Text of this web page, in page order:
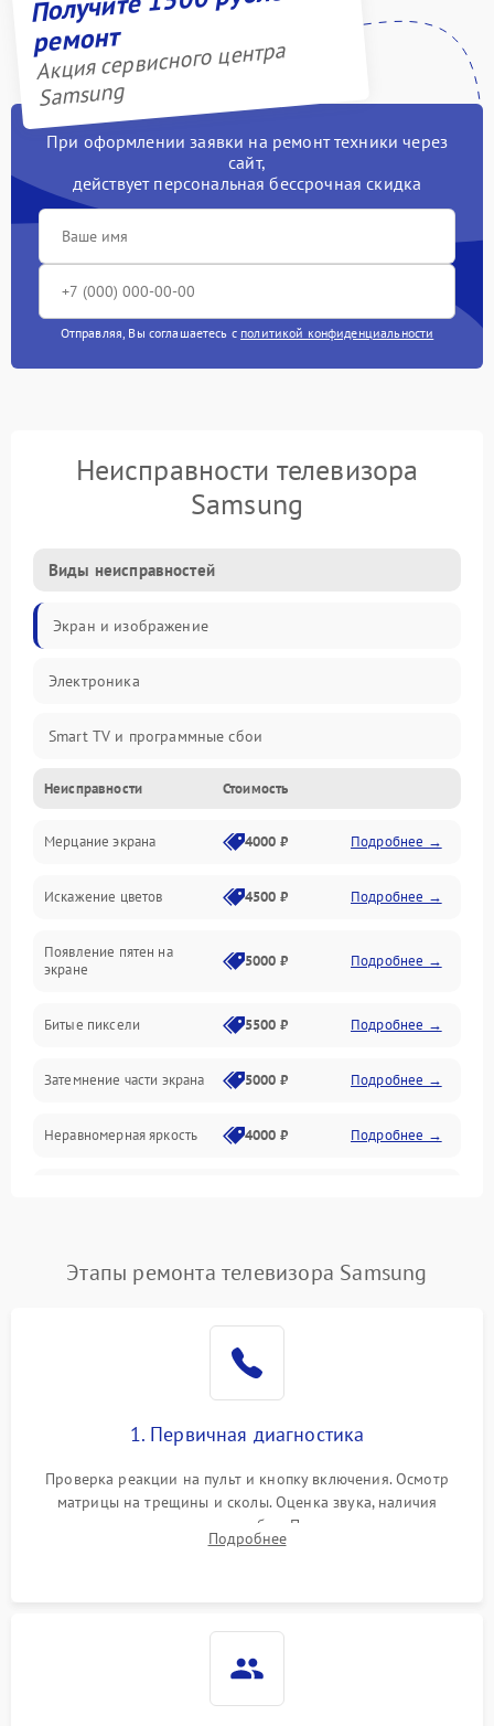
ремонт
Акция сервисного центра
Samsung
При оформлении заявки на ремонт техники через
сайт,
действует персональная бессрочная скидка
Отправляя, Вы соглашаетесь с политикой конфиденциальности
Неисправности телевизора
Samsung
Виды неисправностей
Экран и изображение
Электроника
Smart TV и программные сбои
Питание и запуск
Подсветка и LED-модули
Звук и аудиосистема
Сигнал и приём каналов
Механические повреждения
Программное обеспечение
Сеть и подключения
Неисправности Стоимость
Мерцание экрана 4000 ₽ Подробнее →
Искажение цветов 4500 ₽ Подробнее →
Появление пятен на
экране
5000 ₽ Подробнее →
Битые пиксели 5500 ₽ Подробнее →
Затемнение части экрана 5000 ₽ Подробнее →
Неравномерная яркость 4000 ₽ Подробнее →
Этапы ремонта телевизора Samsung
1. Первичная диагностика
Проверка реакции на пульт и кнопку включения. Осмотр
матрицы на трещины и сколы. Оценка звука, наличия
подсветки и индикаторов ошибок. Подключение тестовых
источников сигнала для выявления симптомов поломки.
Подробнее